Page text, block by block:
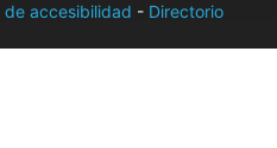
de accesibilidad - Directorio